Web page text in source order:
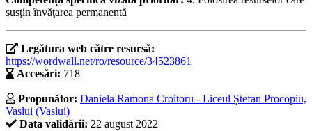
susţin învăţarea permanentă
Legătura web către resursă:
https://wordwall.net/ro/resource/34523861
Accesări: 718
Propunător: Daniela Ramona Croitoru - Liceul Ștefan Procopiu,
Vaslui (Vaslui)
Data validării: 22 august 2022